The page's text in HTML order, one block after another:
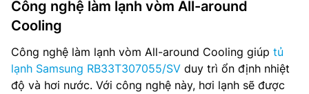
Công nghệ làm lạnh vòm All-around
Cooling
Công nghệ làm lạnh vòm All-around Cooling giúp tủ
lạnh Samsung RB33T307055/SV duy trì ổn định nhiệt
độ và hơi nước. Với công nghệ này, hơi lạnh sẽ được